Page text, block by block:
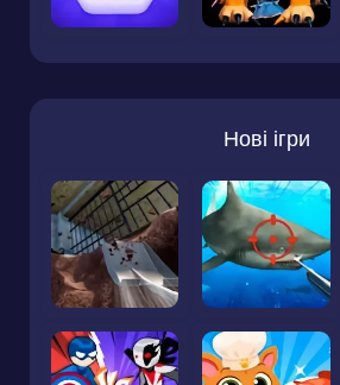
Нові ігри